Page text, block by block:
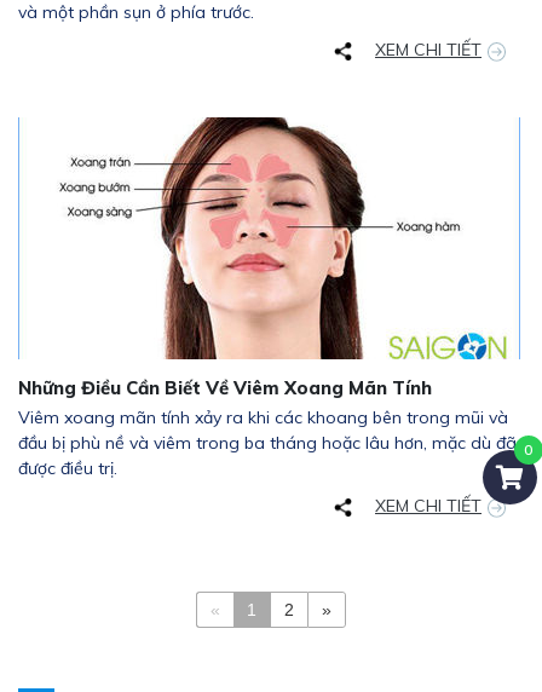
và một phần sụn ở phía trước.
XEM CHI TIẾT
Những Điều Cần Biết Về Viêm Xoang Mãn Tính
Viêm xoang mãn tính xảy ra khi các khoang bên trong mũi và
đầu bị phù nề và viêm trong ba tháng hoặc lâu hơn, mặc dù đã
được điều trị.
XEM CHI TIẾT
« 1 2 »